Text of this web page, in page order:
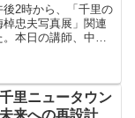
後2時から、「千里の
忠夫写真展」関連
本日の講師、中野
おお...
里ニュータウン
来への再設計